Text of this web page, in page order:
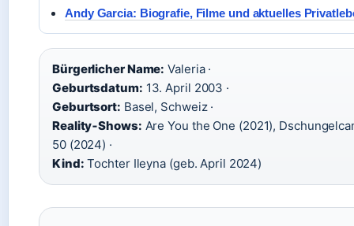
Andy Garcia: Biografie, Filme und aktuelles
Bürgerlicher Name: Valeria ·
Geburtsdatum: 13. April 2003 ·
Geburtsort: Basel, Schweiz ·
Reality‑Shows: Are You the One (2021),
50 (2024) ·
Kind: Tochter Ileyna (geb. April 2024)